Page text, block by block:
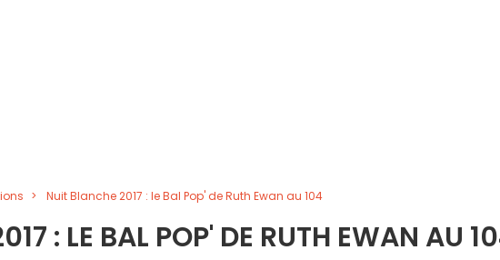
Nuit Blanche 2017 : le Bal Pop' de Ruth Ewan au 104
: LE BAL POP' DE RUTH EWAN AU